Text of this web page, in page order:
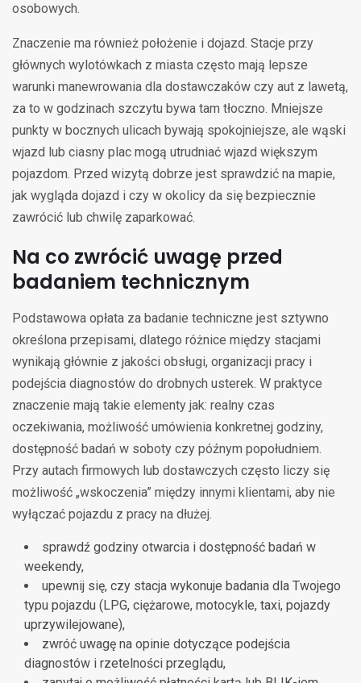
osobowych.
Znaczenie ma również położenie i dojazd. Stacje przy
głównych wylotówkach z miasta często mają lepsze
warunki manewrowania dla dostawczaków czy aut z lawetą,
za to w godzinach szczytu bywa tam tłoczno. Mniejsze
punkty w bocznych ulicach bywają spokojniejsze, ale wąski
wjazd lub ciasny plac mogą utrudniać wjazd większym
pojazdom. Przed wizytą dobrze jest sprawdzić na mapie,
jak wygląda dojazd i czy w okolicy da się bezpiecznie
zawrócić lub chwilę zaparkować.
Na co zwrócić uwagę przed
badaniem technicznym
Podstawowa opłata za badanie techniczne jest sztywno
określona przepisami, dlatego różnice między stacjami
wynikają głównie z jakości obsługi, organizacji pracy i
podejścia diagnostów do drobnych usterek. W praktyce
znaczenie mają takie elementy jak: realny czas
oczekiwania, możliwość umówienia konkretnej godziny,
dostępność badań w soboty czy późnym popołudniem.
Przy autach firmowych lub dostawczych często liczy się
możliwość „wskoczenia” między innymi klientami, aby nie
wyłączać pojazdu z pracy na dłużej.
sprawdź godziny otwarcia i dostępność badań w
weekendy,
upewnij się, czy stacja wykonuje badania dla Twojego
typu pojazdu (LPG, ciężarowe, motocykle, taxi, pojazdy
uprzywilejowane),
zwróć uwagę na opinie dotyczące podejścia
diagnostów i rzetelności przeglądu,